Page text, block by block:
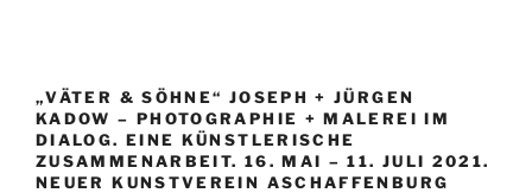
„VÄTER & SÖHNE“ JOSEPH + JÜRGEN
KADOW – PHOTOGRAPHIE + MALEREI IM
DIALOG. EINE KÜNSTLERISCHE
ZUSAMMENARBEIT. 16. MAI – 11. JULI 2021.
NEUER KUNSTVEREIN ASCHAFFENBURG